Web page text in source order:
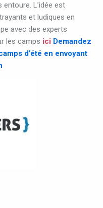
L’idée est
et ludiques en
avec des experts
les camps ici Demandez
d’été en envoyant